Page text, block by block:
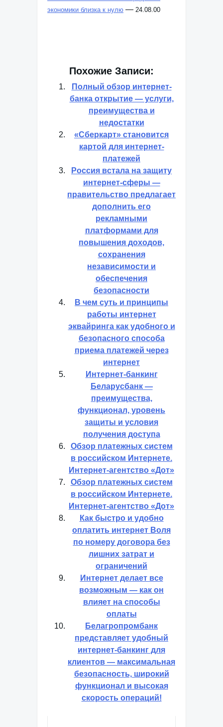
экономики близка к нулю — 24.08.00
Похожие Записи:
Полный обзор интернет-
банка открытие — услуги,
преимущества и
недостатки
«Сберкарт» становится
картой для интернет-
платежей
Россия встала на защиту
интернет-сферы —
правительство предлагает
дополнить его
рекламными
платформами для
повышения доходов,
сохранения
независимости и
обеспечения
безопасности
В чем суть и принципы
работы интернет
эквайринга как удобного и
безопасного способа
приема платежей через
интернет
Интернет-банкинг
Беларусбанк —
преимущества,
функционал, уровень
защиты и условия
получения доступа
Обзор платежных систем
в российском Интернете.
Интернет-агентство «Дот»
Обзор платежных систем
в российском Интернете.
Интернет-агентство «Дот»
Как быстро и удобно
оплатить интернет Воля
по номеру договора без
лишних затрат и
ограничений
Интернет делает все
возможным — как он
влияет на способы
оплаты
Белагропромбанк
представляет удобный
интернет-банкинг для
клиентов — максимальная
безопасность, широкий
функционал и высокая
скорость операций!